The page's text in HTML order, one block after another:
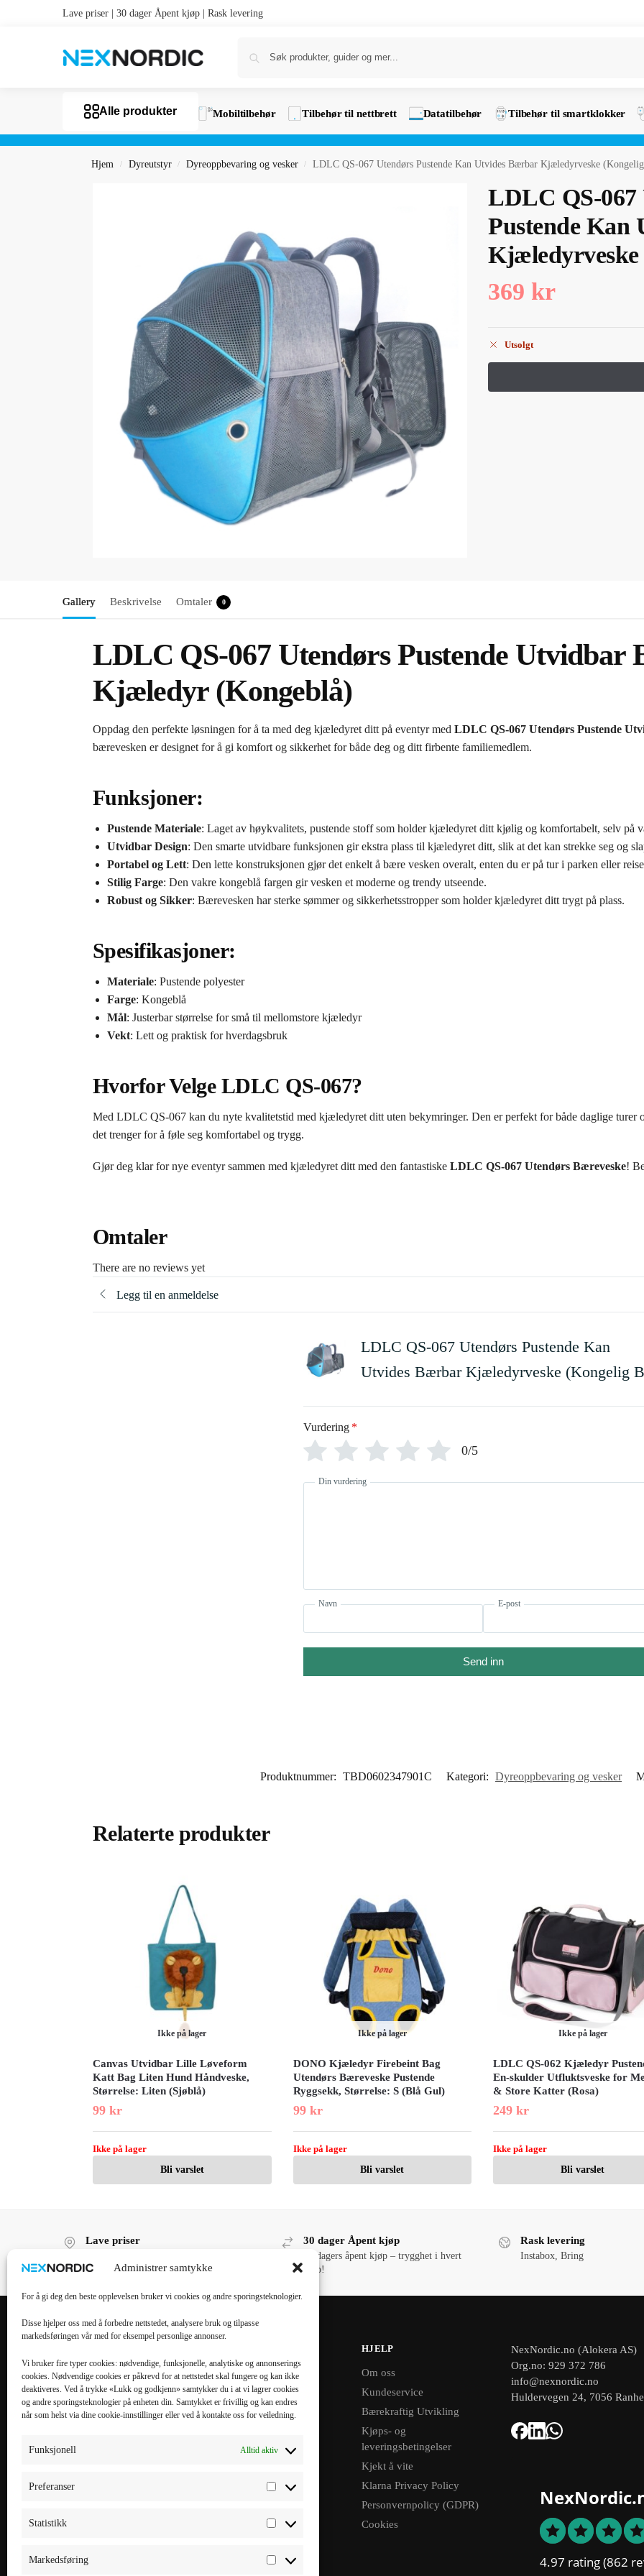
Administrer samtykke
For å gi deg den beste opplevelsen bruker vi cookies og andre sporingsteknologier.
Disse hjelper oss med å forbedre nettstedet, analysere bruk og tilpasse
markedsføringen vår med for eksempel personlige annonser.
Vi bruker fire typer cookies: nødvendige, funksjonelle, analytiske og annonserings
cookies. Nødvendige cookies er påkrevd for at nettstedet skal fungere og kan ikke
deaktiveres. Ved å trykke «Lukk og godkjenn» samtykker du i at vi lagrer cookies
og andre sporingsteknologier på enheten din. Samtykket er frivillig og kan endres
når som helst via dine cookie-innstillinger eller ved å kontakte oss for veiledning.
Funksjonell Alltid aktiv
Preferanser
Statistikk
Markedsføring
Lave priser | 30 dager Åpent kjøp | Rask levering
Alle produkter Mobiltilbehør Tilbehør til nettbrett Datatilbehør Tilbehør til smartklokker
Hjem / Dyreutstyr / Dyreoppbevaring og vesker / LDLC QS-067 Utendørs Pustende Kan Utvides Bærbar Kjæledyrveske
LDLC QS-067
Pustende Kan
Kjæledyrveske
369 kr
Utsolgt
Gallery Beskrivelse Omtaler 0
LDLC QS-067 Utendørs Pustende Utvidbar
Kjæledyr (Kongeblå)
Oppdag den perfekte løsningen for å ta med deg kjæledyret ditt på eventyr med LDLC QS-067 Utendørs Pustende
bærevesken er designet for å gi komfort og sikkerhet for både deg og ditt firbente familiemedlem.
Funksjoner:
Pustende Materiale: Laget av høykvalitets, pustende stoff som holder kjæledyret ditt kjølig og komfortabelt, selv på
Utvidbar Design: Den smarte utvidbare funksjonen gir ekstra plass til kjæledyret ditt, slik at det kan strekke seg og
Portabel og Lett: Den lette konstruksjonen gjør det enkelt å bære vesken overalt, enten du er på tur i parken eller
Stilig Farge: Den vakre kongeblå fargen gir vesken et moderne og trendy utseende.
Robust og Sikker: Bærevesken har sterke sømmer og sikkerhetsstropper som holder kjæledyret ditt trygt på plass.
Spesifikasjoner:
Materiale: Pustende polyester
Farge: Kongeblå
Mål: Justerbar størrelse for små til mellomstore kjæledyr
Vekt: Lett og praktisk for hverdagsbruk
Hvorfor Velge LDLC QS-067?
Med LDLC QS-067 kan du nyte kvalitetstid med kjæledyret ditt uten bekymringer. Den er perfekt for både daglige turer
det trenger for å føle seg komfortabel og trygg.
Gjør deg klar for nye eventyr sammen med kjæledyret ditt med den fantastiske LDLC QS-067 Utendørs Bæreveske!
Omtaler
There are no reviews yet
Legg til en anmeldelse
LDLC QS-067 Utendørs Pustende Kan
Utvides Bærbar Kjæledyrveske (Kongelig
Vurdering *
0/5
Din vurdering
Navn E-post
Send inn
Produktnummer: TBD0602347901C Kategori: Dyreoppbevaring og vesker
Relaterte produkter
Ikke på lager
Canvas Utvidbar Lille Løveform
Katt Bag Liten Hund Håndveske,
Størrelse: Liten (Sjøblå)
99 kr
Ikke på lager
Bli varslet
Ikke på lager
DONO Kjæledyr Firebeint Bag
Utendørs Bæreveske Pustende
Ryggsekk, Størrelse: S (Blå Gul)
99 kr
Ikke på lager
Bli varslet
Ikke på lager
LDLC QS-062 Kjæledyr
En-skulder Utfluktsveske for
& Store Katter (Rosa)
249kr
Ikke på lager
Bli varslet
Lave priser 30 dager Åpent kjøp
30 dagers åpent kjøp – trygghet i hvert
kjøp!
Rask levering
Instabox, Bring
KATEGORIER
Mobiltilbehør
Tilbehør til nettbrett
Kabler & Ladere
MOBILTILBEHØR
iPhone 16 Pro Max
iPhone 16 Pro
iPhone 16
Galaxy S25 Plus
HJELP
Om oss
Kundeservice
Bærekraftig Utvikling
Kjøps- og
leveringsbetingelser
Kjekt å vite
Klarna Privacy Policy
Personvernpolicy (GDPR)
Cookies
NexNordic.no (Alokera AS)
Org.no: 929 372 786
info@nexnordic.no
Huldervegen 24, 7056
4.97 rating(862